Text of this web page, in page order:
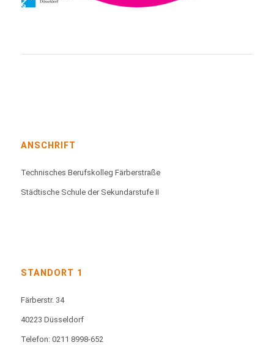
ANSCHRIFT
Technisches Berufskolleg Färberstraße
Städtische Schule der Sekundarstufe II
STANDORT 1
Färberstr. 34
40223 Düsseldorf
Telefon: 0211 8998-652